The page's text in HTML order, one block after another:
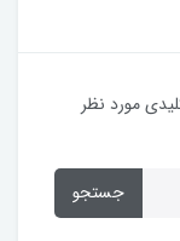
مورد نظر
جستجو